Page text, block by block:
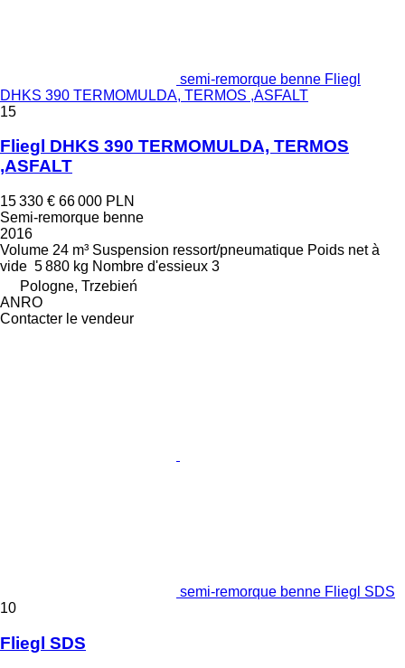
semi-remorque benne Fliegl
DHKS 390 TERMOMULDA, TERMOS ,ASFALT
15
Fliegl DHKS 390 TERMOMULDA, TERMOS
,ASFALT
15 330 € 66 000 PLN
Semi-remorque benne
2016
Volume 24 m³ Suspension ressort/pneumatique Poids net à
vide 5 880 kg Nombre d'essieux 3
Pologne, Trzebień
ANRO
Contacter le vendeur
semi-remorque benne Fliegl SDS
10
Fliegl SDS